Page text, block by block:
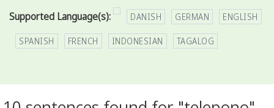
Supported Language(s): DANISH GERMAN ENGLISH
SPANISH FRENCH INDONESIAN TAGALOG